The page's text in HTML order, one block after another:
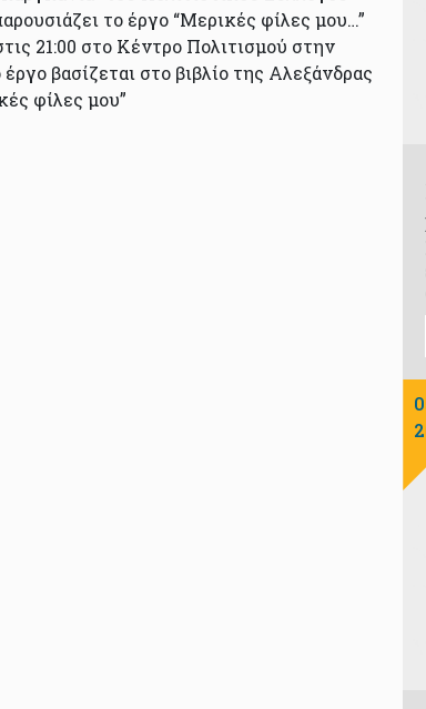
το έργο “Μερικές φίλες μου…”
21:00 στο Κέντρο Πολιτισμού στην
βασίζεται στο βιβλίο της Αλεξάνδρας
φίλες μου”